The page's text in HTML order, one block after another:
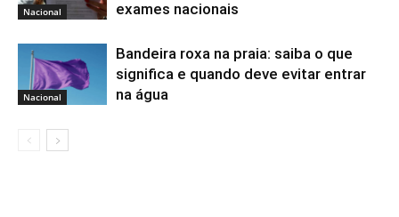
Nacional exames nacionais
Nacional
Bandeira roxa na praia: saiba o que
significa e quando deve evitar entrar
na água